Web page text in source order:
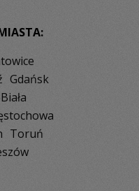
Gdańsk
Toruń